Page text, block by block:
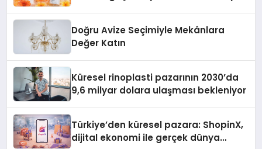
Doğru Avize Seçimiyle Mekânlara
Değer Katın
Küresel rinoplasti pazarının 2030’da
9,6 milyar dolara ulaşması bekleniyor
Türkiye’den küresel pazara: ShopinX,
dijital ekonomi ile gerçek dünya